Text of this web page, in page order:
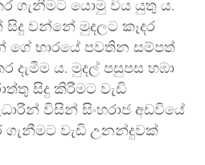
ගැනීමට යොමු විය යුතු ය.
වන්නේ මුදලට කෑදර
ගේ භාරයේ පවතින සම්පත්
දැමීම ය. මුදල් පසුපස හඹා
සිදු කිරීමට වැඩි
විසින් සිංහරාජ අඩවියේ
වැඩි උනන්දුවක්